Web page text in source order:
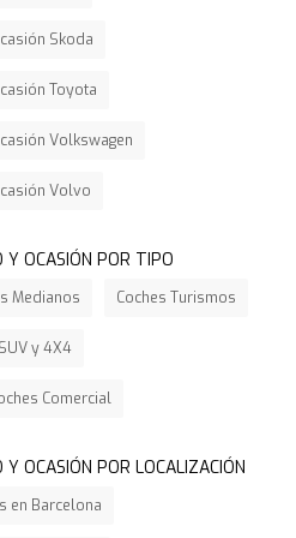
Skoda
Toyota
Volkswagen
Volvo
Y OCASIÓN POR TIPO
Medianos Coches Turismos
y 4X4
Comercial
OCASIÓN POR LOCALIZACIÓN
en Barcelona